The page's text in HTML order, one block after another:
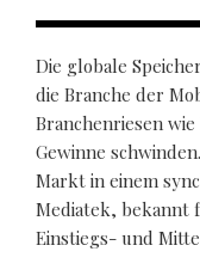
Die globale
die Branche der
Branchenriesen
Gewinne
Markt in einem
Mediatek, bekannt
Einstiegs- und